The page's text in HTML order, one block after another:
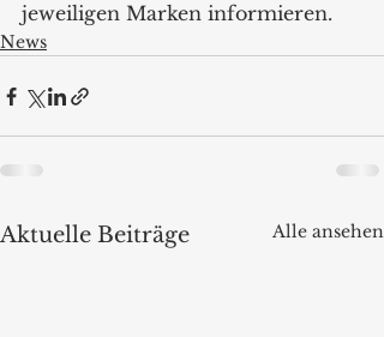
jeweiligen Marken informieren.
News
Aktuelle Beiträge Alle ansehen